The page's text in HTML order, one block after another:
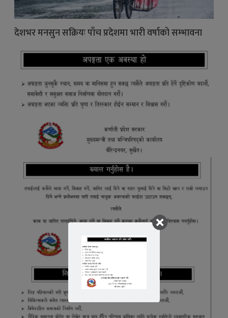
देशभर मनसुन सक्रियः पाँच प्रदेशमा भारी वर्षाको सम्भावना